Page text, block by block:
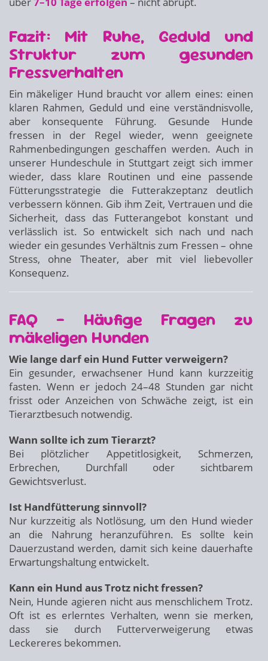
Fazit: Mit Ruhe, Geduld und
Struktur zum gesunden
Fressverhalten
Ein mäkeliger Hund braucht vor allem eines: einen
klaren Rahmen, Geduld und eine verständnisvolle,
aber konsequente Führung. Gesunde Hunde
fressen in der Regel wieder, wenn geeignete
Rahmenbedingungen geschaffen werden. Auch in
unserer Hundeschule in Stuttgart zeigt sich immer
wieder, dass klare Routinen und eine passende
Fütterungsstrategie die Futterakzeptanz deutlich
verbessern können. Gib ihm Zeit, Vertrauen und die
Sicherheit, dass das Futterangebot konstant und
verlässlich ist. So entwickelt sich nach und nach
wieder ein gesundes Verhältnis zum Fressen – ohne
Stress, ohne Theater, aber mit viel liebevoller
Konsequenz.
FAQ – Häufige Fragen zu
mäkeligen Hunden
Wie lange darf ein Hund Futter verweigern?
Ein gesunder, erwachsener Hund kann kurzzeitig
fasten. Wenn er jedoch 24–48 Stunden gar nicht
frisst oder Anzeichen von Schwäche zeigt, ist ein
Tierarztbesuch notwendig.
Wann sollte ich zum Tierarzt?
Bei plötzlicher Appetitlosigkeit, Schmerzen,
Erbrechen, Durchfall oder sichtbarem
Gewichtsverlust.
Ist Handfütterung sinnvoll?
Nur kurzzeitig als Notlösung, um den Hund wieder
an die Nahrung heranzuführen. Es sollte kein
Dauerzustand werden, damit sich keine dauerhafte
Erwartungshaltung entwickelt.
Kann ein Hund aus Trotz nicht fressen?
Nein, Hunde agieren nicht aus menschlichem Trotz.
Oft ist es erlerntes Verhalten, wenn sie merken,
dass sie durch Futterverweigerung etwas
Leckereres bekommen.